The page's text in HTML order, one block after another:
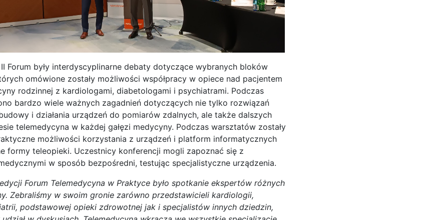
Forum były interdyscyplinarne debaty dotyczące wybranych bloków
omówione zostały możliwości współpracy w opiece nad pacjentem
rodzinnej z kardiologami, diabetologami i psychiatrami. Podczas
bardzo wiele ważnych zagadnień dotyczących nie tylko rozwiązań
i działania urządzeń do pomiarów zdalnych, ale także dalszych
telemedycyna w każdej gałęzi medycyny. Podczas warsztatów zostały
możliwości korzystania z urządzeń i platform informatycznych
formy teleopieki. Uczestnicy konferencji mogli zapoznać się z
w sposób bezpośredni, testując specjalistyczne urządzenia.
Forum Telemedycyna w Praktyce było spotkanie ekspertów różnych
Zebraliśmy w swoim gronie zarówno przedstawicieli kardiologii,
podstawowej opieki zdrowotnej jak i specjalistów innych dziedzin,